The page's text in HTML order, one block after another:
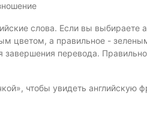
слова. Если вы
цветом, а правильное -
завершения перевода.
чтобы увидеть